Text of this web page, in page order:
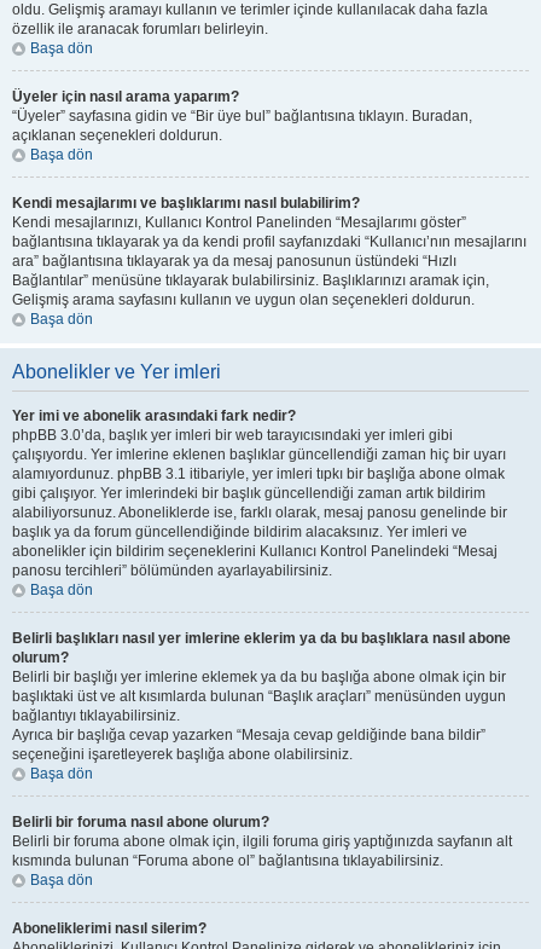
oldu. Gelişmiş aramayı kullanın ve terimler içinde kullanılacak daha fazla
özellik ile aranacak forumları belirleyin.
Başa dön
Üyeler için nasıl arama yaparım?
“Üyeler” sayfasına gidin ve “Bir üye bul” bağlantısına tıklayın. Buradan,
açıklanan seçenekleri doldurun.
Başa dön
Kendi mesajlarımı ve başlıklarımı nasıl bulabilirim?
Kendi mesajlarınızı, Kullanıcı Kontrol Panelinden “Mesajlarımı göster”
bağlantısına tıklayarak ya da kendi profil sayfanızdaki “Kullanıcı’nın mesajlarını
ara” bağlantısına tıklayarak ya da mesaj panosunun üstündeki “Hızlı
Bağlantılar” menüsüne tıklayarak bulabilirsiniz. Başlıklarınızı aramak için,
Gelişmiş arama sayfasını kullanın ve uygun olan seçenekleri doldurun.
Başa dön
Abonelikler ve Yer imleri
Yer imi ve abonelik arasındaki fark nedir?
phpBB 3.0’da, başlık yer imleri bir web tarayıcısındaki yer imleri gibi
çalışıyordu. Yer imlerine eklenen başlıklar güncellendiği zaman hiç bir uyarı
alamıyordunuz. phpBB 3.1 itibariyle, yer imleri tıpkı bir başlığa abone olmak
gibi çalışıyor. Yer imlerindeki bir başlık güncellendiği zaman artık bildirim
alabiliyorsunuz. Aboneliklerde ise, farklı olarak, mesaj panosu genelinde bir
başlık ya da forum güncellendiğinde bildirim alacaksınız. Yer imleri ve
abonelikler için bildirim seçeneklerini Kullanıcı Kontrol Panelindeki “Mesaj
panosu tercihleri” bölümünden ayarlayabilirsiniz.
Başa dön
Belirli başlıkları nasıl yer imlerine eklerim ya da bu başlıklara nasıl abone
olurum?
Belirli bir başlığı yer imlerine eklemek ya da bu başlığa abone olmak için bir
başlıktaki üst ve alt kısımlarda bulunan “Başlık araçları” menüsünden uygun
bağlantıyı tıklayabilirsiniz.
Ayrıca bir başlığa cevap yazarken “Mesaja cevap geldiğinde bana bildir”
seçeneğini işaretleyerek başlığa abone olabilirsiniz.
Başa dön
Belirli bir foruma nasıl abone olurum?
Belirli bir foruma abone olmak için, ilgili foruma giriş yaptığınızda sayfanın alt
kısmında bulunan “Foruma abone ol” bağlantısına tıklayabilirsiniz.
Başa dön
Aboneliklerimi nasıl silerim?